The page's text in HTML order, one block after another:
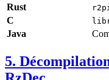
Rust
C
Java
5.